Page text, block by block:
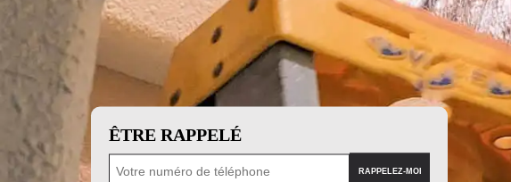
ÊTRE RAPPELÉ